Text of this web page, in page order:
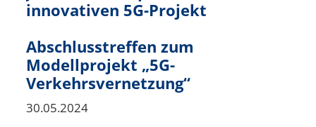
innovativen 5G-Projekt
Abschlusstreffen zum
Modellprojekt „5G-
Verkehrsvernetzung“
30.05.2024